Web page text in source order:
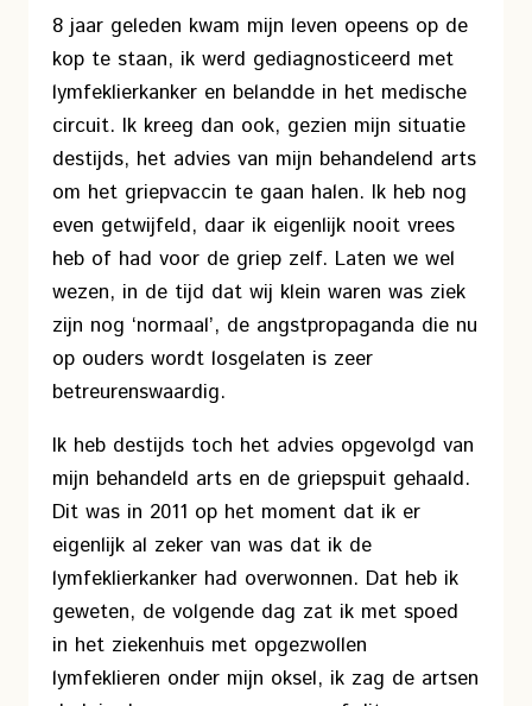
8 jaar geleden kwam mijn leven opeens op de
kop te staan, ik werd gediagnosticeerd met
lymfeklierkanker en belandde in het medische
circuit. Ik kreeg dan ook, gezien mijn situatie
destijds, het advies van mijn behandelend arts
om het griepvaccin te gaan halen. Ik heb nog
even getwijfeld, daar ik eigenlijk nooit vrees
heb of had voor de griep zelf. Laten we wel
wezen, in de tijd dat wij klein waren was ziek
zijn nog ‘normaal’, de angstpropaganda die nu
op ouders wordt losgelaten is zeer
betreurenswaardig.
Ik heb destijds toch het advies opgevolgd van
mijn behandeld arts en de griepspuit gehaald.
Dit was in 2011 op het moment dat ik er
eigenlijk al zeker van was dat ik de
lymfeklierkanker had overwonnen. Dat heb ik
geweten, de volgende dag zat ik met spoed
in het ziekenhuis met opgezwollen
lymfeklieren onder mijn oksel, ik zag de artsen